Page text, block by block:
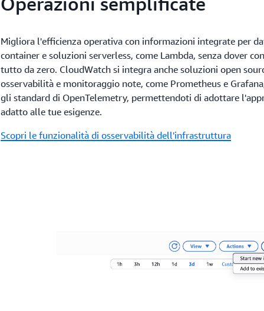
Migliora l'efficienza operativa con informazioni integrate per
container e soluzioni serverless, come Lambda, senza dover
tutto da zero. CloudWatch si integra anche soluzioni open
osservabilità e monitoraggio note, come Prometheus e
gli standard di OpenTelemetry, permettendoti di adottare
adatto alle tue esigenze.
Scopri le funzionalità di osservabilità dell'infrastruttura